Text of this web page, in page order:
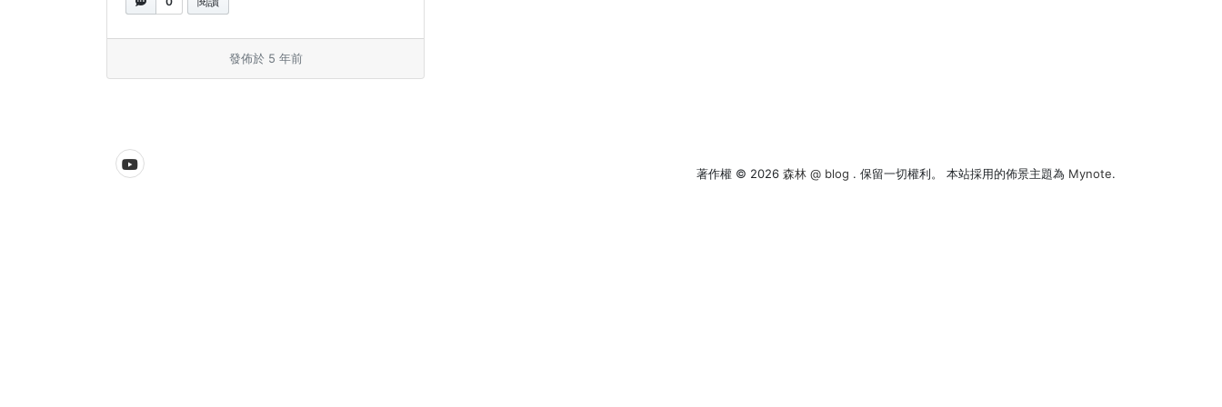
發佈於 5 年前
著作權 © 2026 森林 @ blog . 保留一切權利。 本站採用的佈景主題為 Mynote.